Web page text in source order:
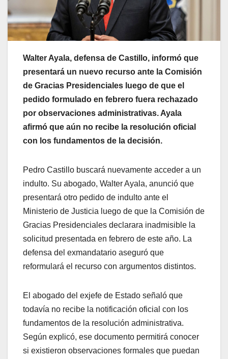
Walter Ayala, defensa de Castillo, informó que
presentará un nuevo recurso ante la Comisión
de Gracias Presidenciales luego de que el
pedido formulado en febrero fuera rechazado
por observaciones administrativas. Ayala
afirmó que aún no recibe la resolución oficial
con los fundamentos de la decisión.
Pedro Castillo buscará nuevamente acceder a un
indulto. Su abogado, Walter Ayala, anunció que
presentará otro pedido de indulto ante el
Ministerio de Justicia luego de que la Comisión de
Gracias Presidenciales declarara inadmisible la
solicitud presentada en febrero de este año. La
defensa del exmandatario aseguró que
reformulará el recurso con argumentos distintos.
El abogado del exjefe de Estado señaló que
todavía no recibe la notificación oficial con los
fundamentos de la resolución administrativa.
Según explicó, ese documento permitirá conocer
si existieron observaciones formales que puedan